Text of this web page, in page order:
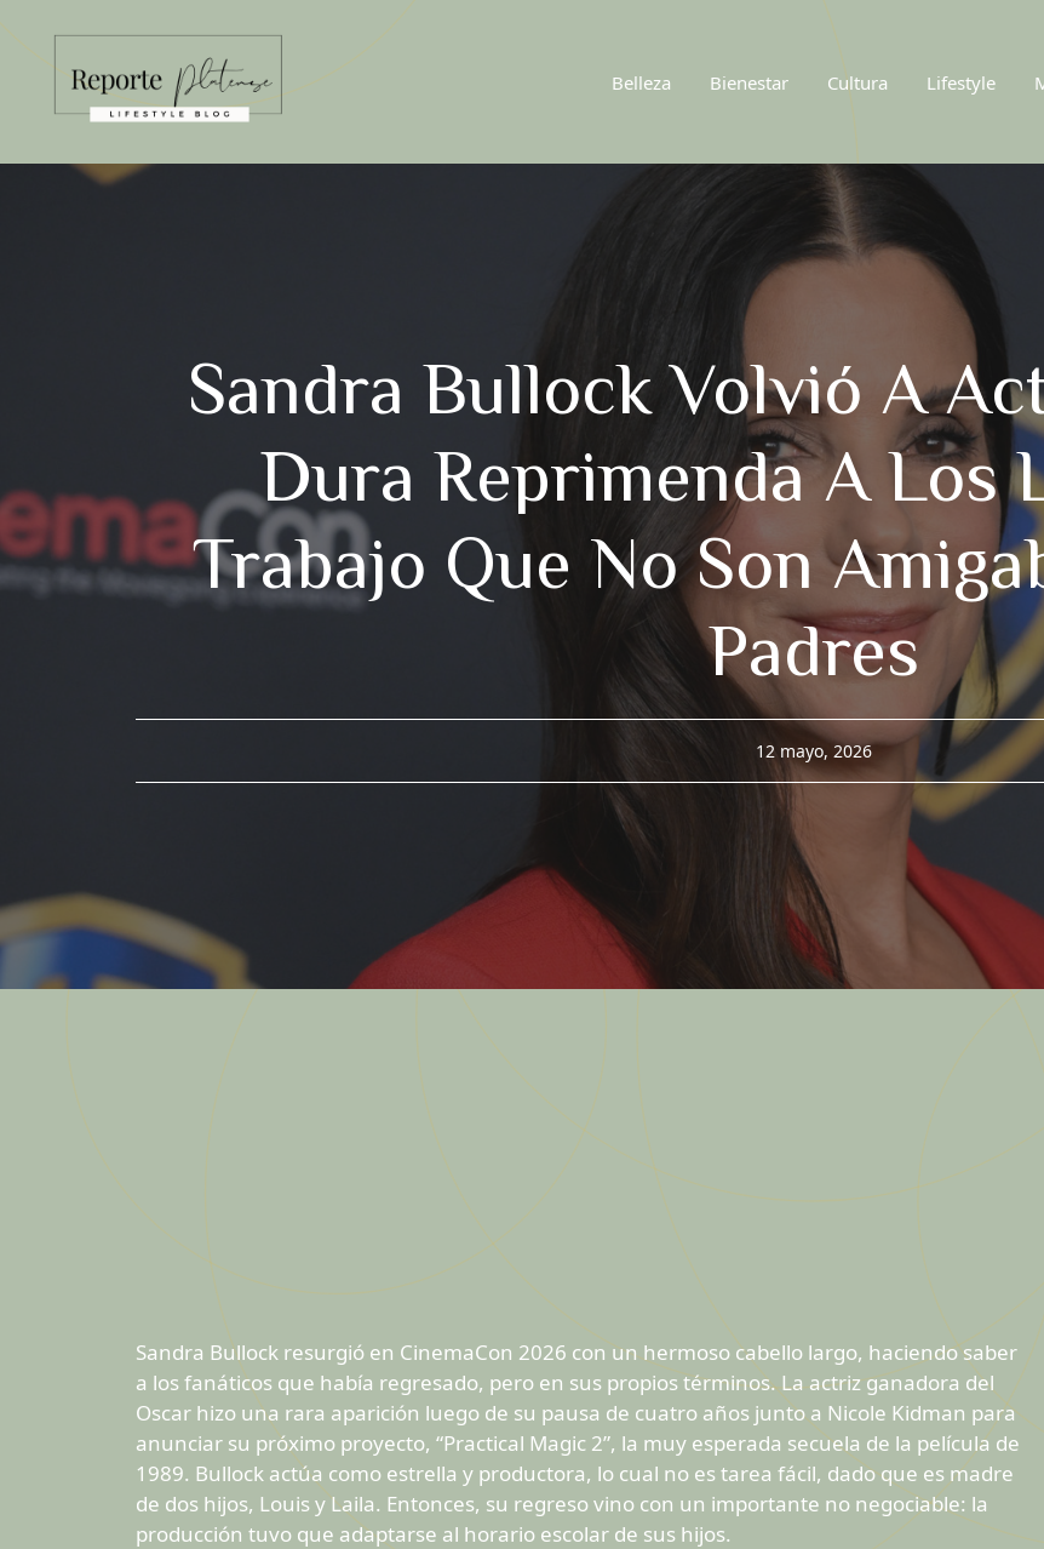
contenido
Belleza Bienestar Cultura Lifestyle
Sandra Bullock Volvió A
Dura Reprimenda A Los
Trabajo Que No Son
Padres
12 mayo, 2026
Sandra Bullock resurgió en CinemaCon 2026 con un hermoso cabello largo, haciendo saber
a los fanáticos que había regresado, pero en sus propios términos. La actriz ganadora del
Oscar hizo una rara aparición luego de su pausa de cuatro años junto a Nicole Kidman para
anunciar su próximo proyecto, “Practical Magic 2”, la muy esperada secuela de la película de
1989. Bullock actúa como estrella y productora, lo cual no es tarea fácil, dado que es madre
de dos hijos, Louis y Laila. Entonces, su regreso vino con un importante no negociable: la
producción tuvo que adaptarse al horario escolar de sus hijos.